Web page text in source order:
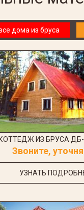
дома из бруса
КОТТЕДЖ ИЗ БРУСА
Звоните,
УЗНАТЬ